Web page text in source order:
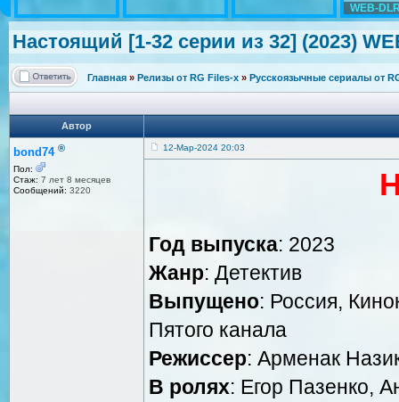
WEB-
Настоящий [1-32 серии из 32] (2023)
Главная » Релизы от RG Files-x » Русскоязычные сериалы от
Автор
bond74 ®
Пол:
Стаж: 7 лет 8 месяцев
Сообщений: 3220
12-Мар-2024 20:03
Год выпуска: 2023
Жанр: Детектив
Выпущено: Россия,
Пятого канала
Режиссер: Арменак
В ролях: Егор Пазенко,